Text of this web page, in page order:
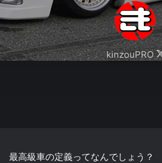
kinzouPRO
最高級車の定義ってなんでしょう？